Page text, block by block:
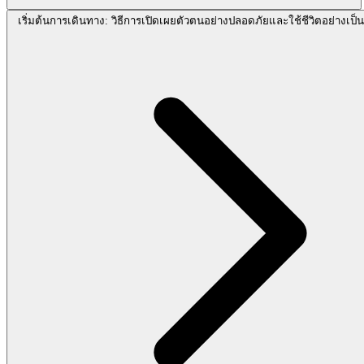
เริ่มต้นการเดินทาง: วิธีการเปิดเผยตัวตนอย่างปลอดภัยและใช้ชีวิตอย่างเป็